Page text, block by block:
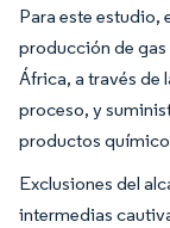
Para este estudio,
producción de
África, a través de
proceso, y
productos
Exclusiones del
intermedias